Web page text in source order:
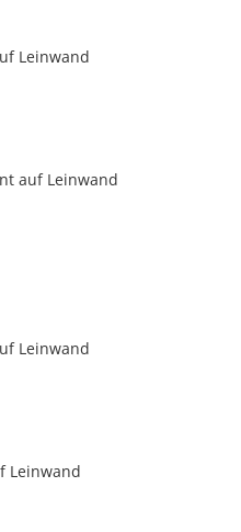
Leinwand
auf Leinwand
Leinwand
Leinwand